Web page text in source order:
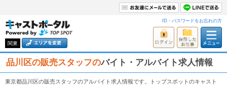
関東
ID・パスワードをお忘れの方
品川区の販売スタッフのバイト・アルバイト求人情報
東京都品川区の販売スタッフのアルバイト求人情報です。トップスポットのキャスト